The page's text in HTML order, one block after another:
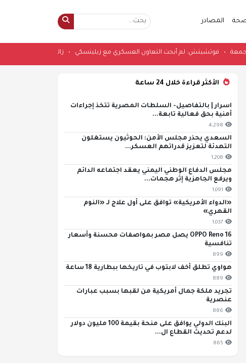
المصادر
الجمعة•فوتشيتش: لم أبحث التعاون العسكري مع زيلينسكي
الأكثر قراءة خلال 24 ساعة
اسرار | بالتفاصيل- السلطات المصرية تتخذ إجراءات
أمنية بحق فعالية تابعة...
4,298
السعدي يحذر مجلس الأمن: الحوثيون يستغلون
التهدئة لتعزيز قدراتهم العسكر...
1,208
مجلس الدفاع الوطني اليمني يعقد اجتماعه الدائم
ويرفع الجاهزية إثر هجمات...
1,091
«الدواء الأمريكية» توافق على أول علاج لـ «النوم
القهري»
1,037
OPPO Reno 16 يصل مصر بمواصفات محسنة وأسعار
تنافسية
899
هواوي تطلق أخف لابتوب في تاريخها ببطارية 18 ساعة
889
تجريد ملكة جمال أمريكية من لقبها بسبب عبارات
عنصرية
886
البنك الدولي يوافق على منحة بقيمة 100 مليون دولار
لدعم تحديث القطاع ال...
865